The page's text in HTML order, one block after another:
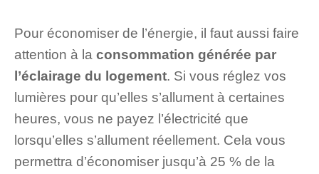
Pour économiser de l’énergie, il faut aussi faire
attention à la consommation générée par
l’éclairage du logement. Si vous réglez vos
lumières pour qu’elles s’allument à certaines
heures, vous ne payez l’électricité que
lorsqu’elles s’allument réellement. Cela vous
permettra d’économiser jusqu’à 25 % de la